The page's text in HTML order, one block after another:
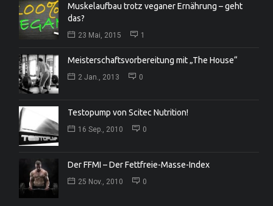
Muskelaufbau trotz veganer Ernährung – geht
das?
23 Mai, 2015 1
Meisterschaftsvorbereitung mit „The House“
2 Jan., 2013 0
Testopump von Scitec Nutrition!
16 Sep., 2010 0
Der FFMI – Der Fettfreie-Masse-Index
25 Nov., 2010 0